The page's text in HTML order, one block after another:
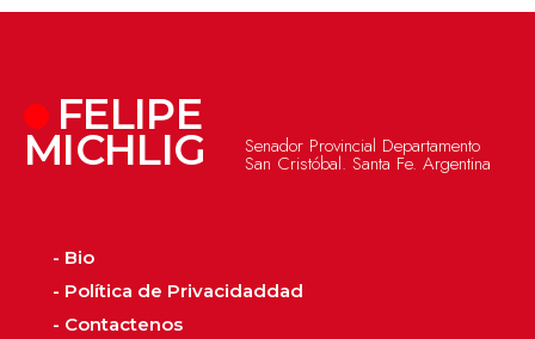
FELIPE
MICHLIG Senador Provincial Departamento
San Cristóbal. Santa Fe. Argentina
- Bio
- Política de Privacidaddad
- Contactenos